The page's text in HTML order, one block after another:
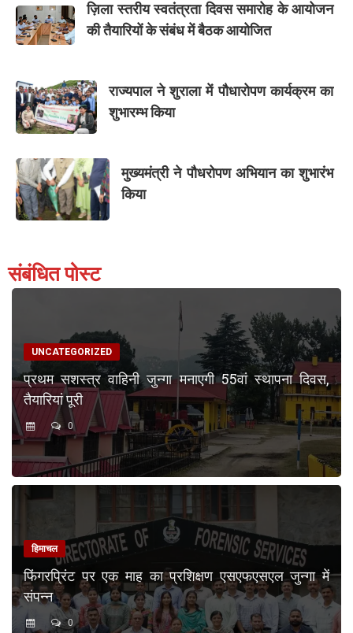
ज़िला स्तरीय स्वतंत्रता दिवस समारोह के आयोजन
की तैयारियों के संबंध में बैठक आयोजित
राज्यपाल ने शुराला में पौधारोपण कार्यक्रम का
शुभारम्भ किया
मुख्यमंत्री ने पौधरोपण अभियान का शुभारंभ
किया
संबंधित पोस्ट
UNCATEGORIZED
प्रथम सशस्त्र वाहिनी जुन्गा मनाएगी 55वां स्थापना दिवस,
तैयारियां पूरी
0
हिमाचल
फिंगरप्रिंट पर एक माह का प्रशिक्षण एसएफएसएल जुन्गा में
संपन्न
0